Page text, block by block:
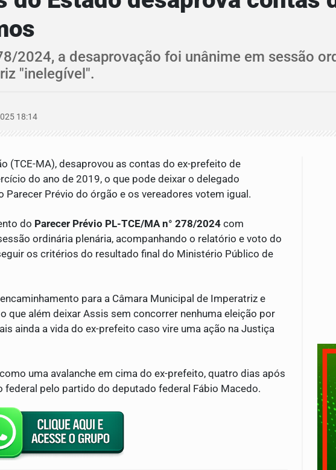
2024, a desaprovação foi unânime em sessão
"inelegível".
18:14
(TCE-MA), desaprovou as contas do ex-prefeito de
do ano de 2019, o que pode deixar o delegado
Parecer Prévio do órgão e os vereadores votem igual.
do Parecer Prévio PL-TCE/MA n° 278/2024 com
ordinária plenária, acompanhando o relatório e voto do
os critérios do resultado final do Ministério Público de
para a Câmara Municipal de Imperatriz e
que além deixar Assis sem concorrer nenhuma eleição por
ainda a vida do ex-prefeito caso vire uma ação na Justiça
uma avalanche em cima do ex-prefeito, quatro dias após
federal pelo partido do deputado federal Fábio Macedo.